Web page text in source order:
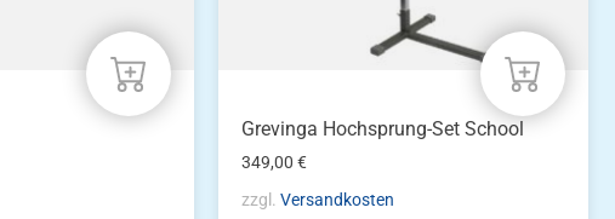
Grevinga Hochsprung-Set School
349,00€
zzgl.Versandkosten